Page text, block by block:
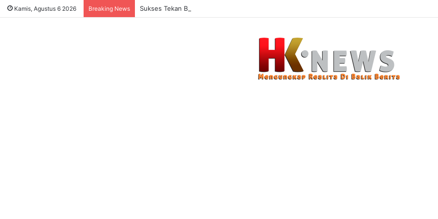
Kamis, Agustus 6 2026 Breaking News Sukses Tekan Bansos Salah Sasaran, Uji Coba Perlinsos Digital di Surabaya Hampir 100 Persen